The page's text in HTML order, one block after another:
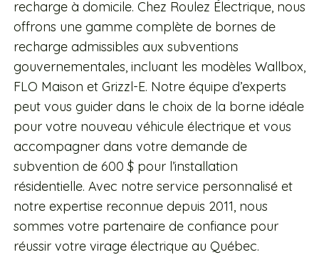
recharge à domicile. Chez Roulez Électrique, nous
offrons une gamme complète de bornes de
recharge admissibles aux subventions
gouvernementales, incluant les modèles Wallbox,
FLO Maison et Grizzl-E. Notre équipe d’experts
peut vous guider dans le choix de la borne idéale
pour votre nouveau véhicule électrique et vous
accompagner dans votre demande de
subvention de 600 $ pour l’installation
résidentielle. Avec notre service personnalisé et
notre expertise reconnue depuis 2011, nous
sommes votre partenaire de confiance pour
réussir votre virage électrique au Québec.